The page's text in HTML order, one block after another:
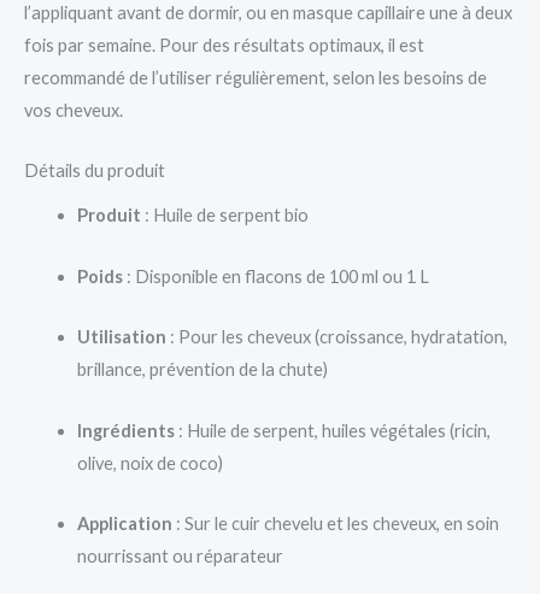
l’appliquant avant de dormir, ou en masque capillaire une à deux
fois par semaine. Pour des résultats optimaux, il est
recommandé de l’utiliser régulièrement, selon les besoins de
vos cheveux.
Détails du produit
Produit : Huile de serpent bio
Poids: Disponible en flacons de 100 ml ou 1 L
Utilisation : Pour les cheveux (croissance, hydratation,
brillance, prévention de la chute)
Ingrédients: Huile de serpent, huiles végétales (ricin,
olive, noix de coco)
Application : Sur le cuir chevelu et les cheveux, en soin
nourrissant ou réparateur